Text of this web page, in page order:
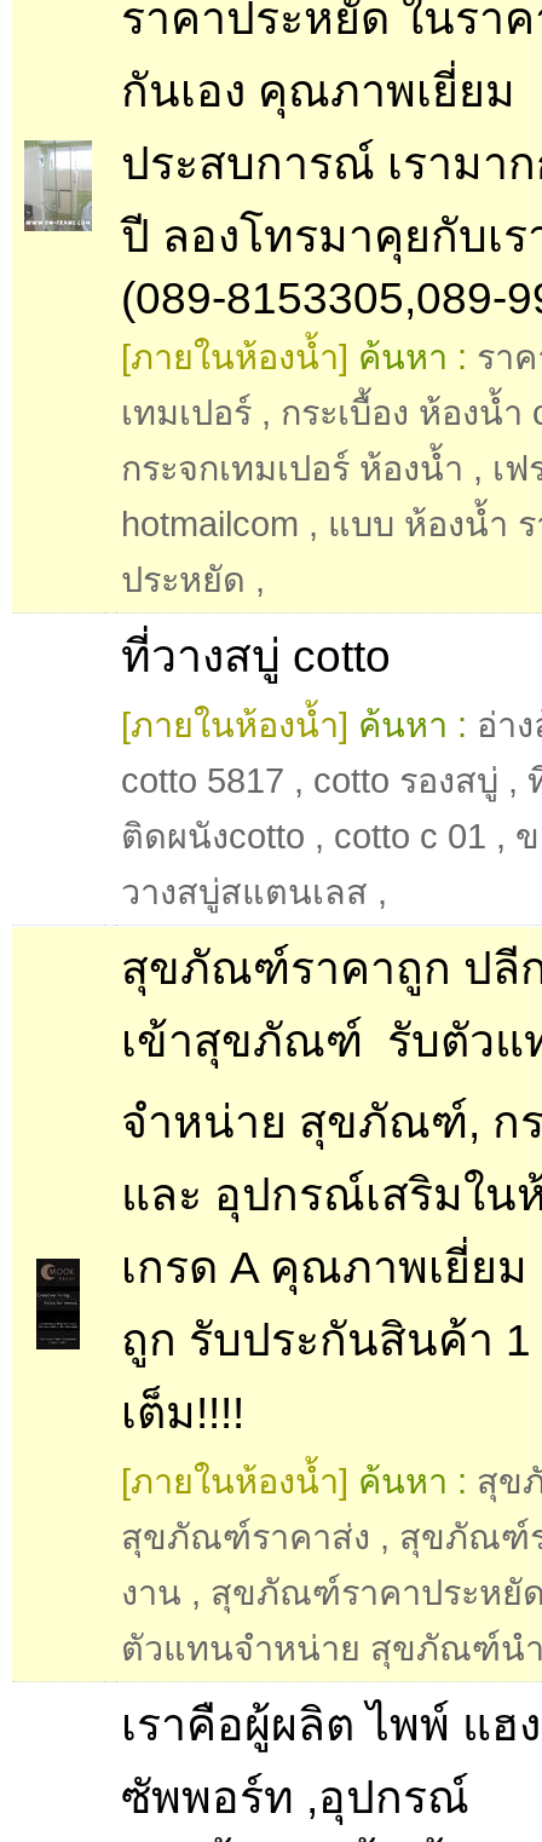
ราคาประหยัด ในรา
กันเอง คุณภาพเยี่ยม
ประสบการณ์ เรามา
ปี ลองโทรมาคุยกับเร
(089-8153305,089-
[ภายในห้องน้ำ] ค้นหา : รา
เทมเปอร์ , กระเบื้อง ห้องน้ำ
กระจกเทมเปอร์ ห้องน้ำ , เฟ
hotmailcom , แบบ ห้องน้ำ
ประหยัด ,
ที่วางสบู่ cotto
[ภายในห้องน้ำ] ค้นหา : อ่า
cotto 5817 , cotto รองสบู่ ,
ติดผนังcotto , cotto c 01 ,
วางสบู่สแตนเลส ,
สุขภัณฑ์ราคาถูก ปลี
เข้าสุขภัณฑ์  รับตัวแ
จำหน่าย สุขภัณฑ์, กร
และ อุปกรณ์เสริมใน
เกรด A คุณภาพเยี่ยม
ถูก รับประกันสินค้า 1
เต็ม!!!!
[ภายในห้องน้ำ] ค้นหา : สุข
สุขภัณฑ์ราคาส่ง , สุขภัณฑ์
งาน , สุขภัณฑ์ราคาประหยั
ตัวแทนจำหน่าย สุขภัณฑ์นำ
เราคือผู้ผลิต ไพพ์ แฮ
ซัพพอร์ท ,อุปกรณ์